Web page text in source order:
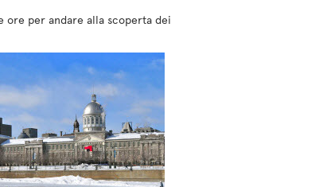
ore per andare alla scoperta dei